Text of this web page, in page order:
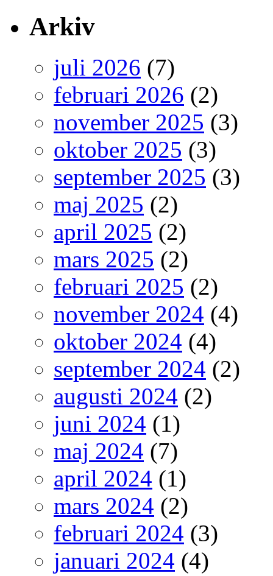
Arkiv
juli 2026 (7)
februari 2026 (2)
november 2025 (3)
oktober 2025 (3)
september 2025 (3)
maj 2025 (2)
april 2025 (2)
mars 2025 (2)
februari 2025 (2)
november 2024 (4)
oktober 2024 (4)
september 2024 (2)
augusti 2024 (2)
juni 2024 (1)
maj 2024 (7)
april 2024 (1)
mars 2024 (2)
februari 2024 (3)
januari 2024 (4)